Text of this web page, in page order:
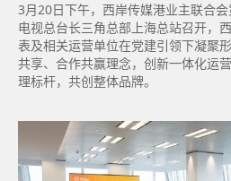
3月20日下午，西岸传媒港业主联合
电视总台长三角总部上海总站召开，
表及相关运营单位在党建引领下凝聚
共享、合作共赢理念，创新一体化运
理标杆，共创整体品牌。